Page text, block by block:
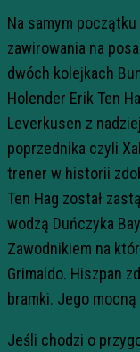
Na samym
zawirowania na
dwóch kolejkach
Holender Erik Ten
Leverkusen z
poprzednika czyli
trener w historii
Ten Hag został
wodzą Duńczyka
Zawodnikiem na
Grimaldo. Hiszpan
bramki. Jego
Jeśli chodzi o